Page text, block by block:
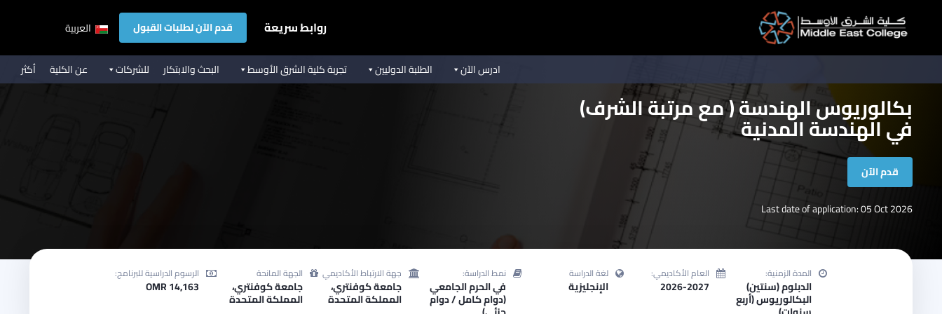
روابط سريعة قدم الآن لطلبات القبول العربية
ادرس الآن الطلبة الدوليين تجربة كلية الشرق الأوسط البحث والابتكار للشركات عن الكلية أكثر
بكالوريوس الهندسة ( مع مرتبة الشرف)
في الهندسة المدنية
قدم الآن
Last date of application: 05 Oct 2026
المدة الزمنية:
الدبلوم (سنتين)
البكالوريوس (أربع
العام الأكاديمي:
2026-2027
لغة الدراسة
الإنجليزية
نمط الدراسة:
في الحرم الجامعي
(دوام كامل / دوام
جهة الارتباط الأكاديمي
جامعة كوفنتري،
المملكة المتحدة
الجهة المانحة
جامعة كوفنتري،
المملكة المتحدة
الرسوم الدراسية للبرنامج:
OMR 14,163